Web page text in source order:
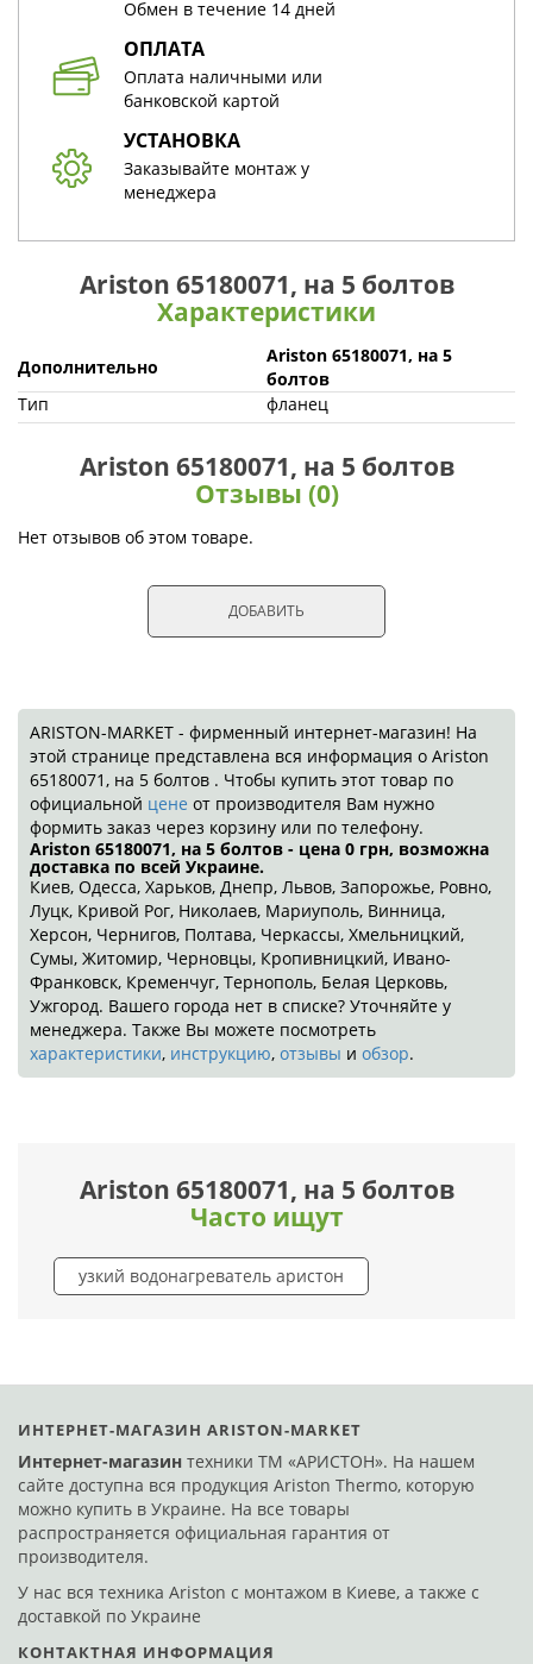
Обмен в течение 14 дней
ОПЛАТА
Оплата наличными или
банковской картой
УСТАНОВКА
Заказывайте монтаж у
менеджера
Ariston 65180071, на 5 болтов
Характеристики
Дополнительно
Ariston 65180071, на 5
болтов
Тип
фланец
Ariston 65180071, на 5 болтов
Отзывы (0)
Нет отзывов об этом товаре.
ДОБАВИТЬ
ARISTON-MARKET - фирменный интернет-магазин! На
этой странице представлена вся информация о Ariston
65180071, на 5 болтов . Чтобы купить этот товар по
официальной цене от производителя Вам нужно
формить заказ через корзину или по телефону.
Ariston 65180071, на 5 болтов - цена 0 грн, возможна
доставка по всей Украине.
Киев, Одесса, Харьков, Днепр, Львов, Запорожье, Ровно,
Луцк, Кривой Рог, Николаев, Мариуполь, Винница,
Херсон, Чернигов, Полтава, Черкассы, Хмельницкий,
Сумы, Житомир, Черновцы, Кропивницкий, Ивано-
Франковск, Кременчуг, Тернополь, Белая Церковь,
Ужгород. Вашего города нет в списке? Уточняйте у
менеджера. Также Вы можете посмотреть
характеристики, инструкцию, отзывы и обзор.
Ariston 65180071, на 5 болтов
Часто ищут
узкий водонагреватель аристон
ИНТЕРНЕТ-МАГАЗИН ARISTON-MARKET
Интернет-магазин техники ТМ «АРИСТОН». На нашем
сайте доступна вся продукция Ariston Thermo, которую
можно купить в Украине. На все товары
распространяется официальная гарантия от
производителя.
У нас вся техника Ariston с монтажом в Киеве, а также с
доставкой по Украине
КОНТАКТНАЯ ИНФОРМАЦИЯ